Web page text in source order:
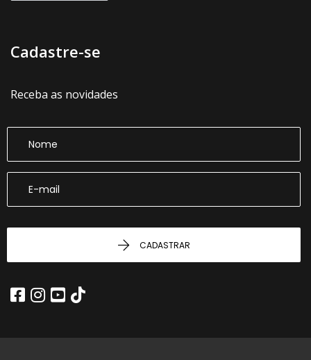
Cadastre-se
Receba as novidades
CADASTRAR